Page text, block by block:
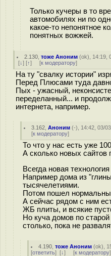
Только кучеры в то
автомобилях ни по
какое-то непонятное
понятных вожжей.
2.130 ,тоже Аноним (ok), 14:19,
[↓] [↑] [к модератору]
На ту "свалку истории"
Перед Плюсами туда
Пых - ужасный,
переделанный... и
интернета, например.
3.162 ,Аноним (-), 14:42, 03/
[к модератору]
То что у нас есть уже
А сколько новых сайтов
Всегда новая
Например дома из
тысячелетиями.
Потом пошел
А сейчас рядом с ним
ЖБ плиты, и всякие
Но куча домов по
столько, пока не
4.190 ,тоже Аноним (ok),
[ответить] [↓] [к модератору]